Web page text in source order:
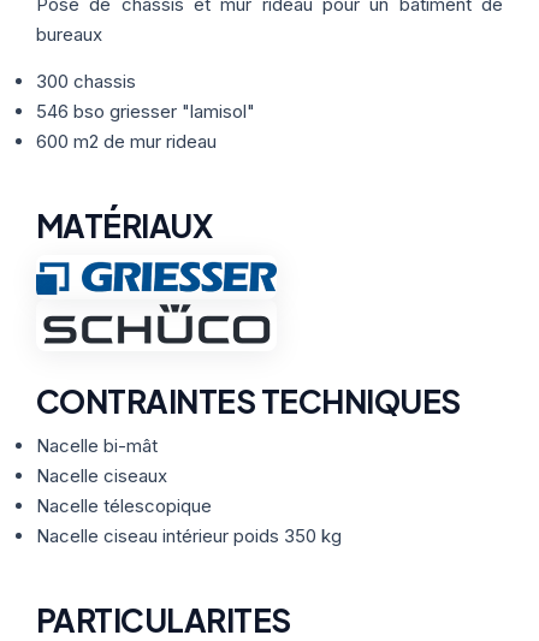
Nos Formules ACTUALITÉS
CONTACT
bureaux
300 chassis
546 bso griesser "lamisol"
600 m2 de mur rideau
MATÉRIAUX
CONTRAINTES TECHNIQUES
Nacelle bi-mât
Nacelle ciseaux
Nacelle télescopique
Nacelle ciseau intérieur poids 350 kg
PARTICULARITES